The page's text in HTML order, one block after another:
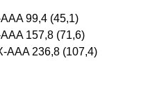
99,4 (45,1)
157,8 (71,6)
AAA 236,8 (107,4)